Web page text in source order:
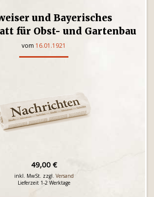
und Bayerisches
für Obst- und Gartenbau
vom 16.01.1921
49,00 €
inkl. MwSt. zzgl. Versand
Lieferzeit 1-2 Werktage